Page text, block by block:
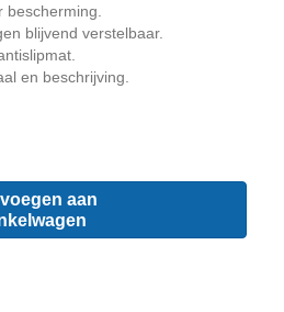
bescherming.
blijvend verstelbaar.
en beschrijving.
aan